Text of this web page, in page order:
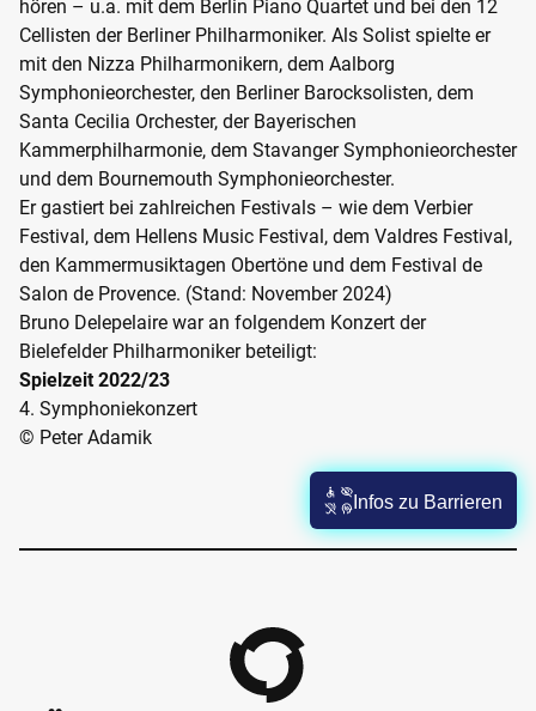
hören – u.a. mit dem Berlin Piano Quartet und bei den 12
Cellisten der Berliner Philharmoniker. Als Solist spielte er
mit den Nizza Philharmonikern, dem Aalborg
Symphonieorchester, den Berliner Barocksolisten, dem
Santa Cecilia Orchester, der Bayerischen
Kammerphilharmonie, dem Stavanger Symphonieorchester
und dem Bournemouth Symphonieorchester.
Er gastiert bei zahlreichen Festivals – wie dem Verbier
Festival, dem Hellens Music Festival, dem Valdres Festival,
den Kammermusiktagen Obertöne und dem Festival de
Salon de Provence. (Stand: November 2024)
Bruno Delepelaire war an folgendem Konzert der
Bielefelder Philharmoniker beteiligt:
Spielzeit 2022/23
4. Symphoniekonzert
© Peter Adamik
Infos zu Barrieren